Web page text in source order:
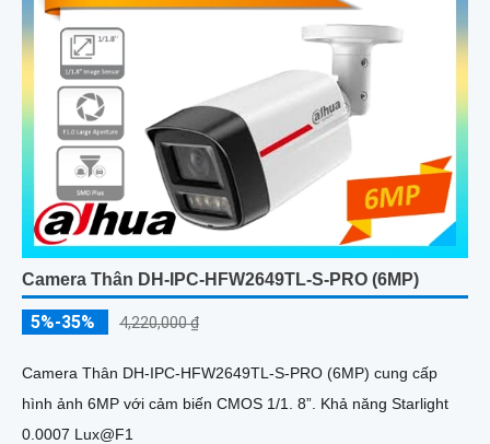
Camera Thân DH-IPC-HFW2649TL-S-PRO (6MP)
5%-35% 4,220,000 ₫
Camera Thân DH-IPC-HFW2649TL-S-PRO (6MP) cung cấp
hình ảnh 6MP với cảm biến CMOS 1/1. 8”. Khả năng Starlight
0.0007 Lux@F1